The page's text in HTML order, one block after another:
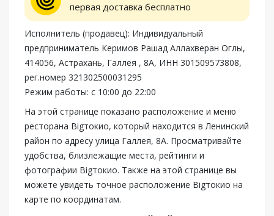
первая доставка бесплатно
Исполнитель (продавец): Индивидуальный
предприниматель Керимов Рашад Аллахверан Оглы,
414056, Астрахань, Галлея , 8А, ИНН 301509573808,
рег.номер 321302500031295
Режим работы: с 10:00 до 22:00
На этой странице показано расположение и меню
ресторана Bigтокио, который находится в Ленинский
район по адресу улица Галлея, 8А. Просматривайте
удобства, близлежащие места, рейтинги и
фотографии Bigтокио. Также на этой странице вы
можете увидеть точное расположение Bigтокио на
карте по координатам.